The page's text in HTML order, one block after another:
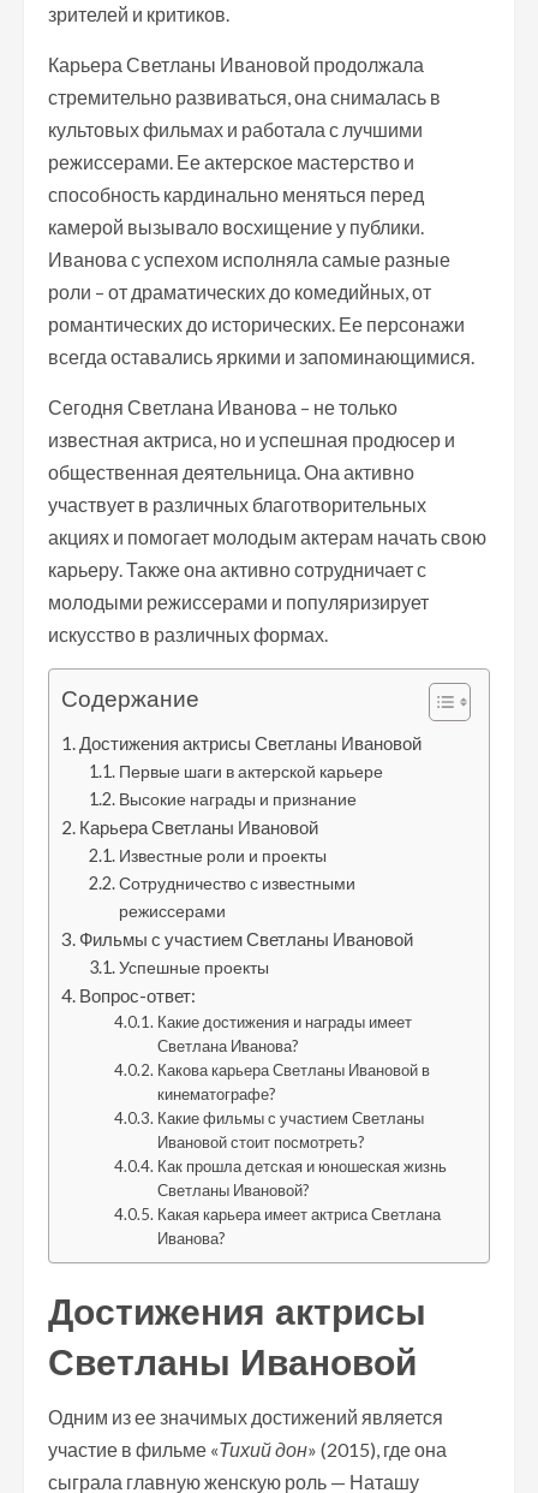
зрителей и критиков.
Карьера Светланы Ивановой продолжала
стремительно развиваться, она снималась в
культовых фильмах и работала с лучшими
режиссерами. Ее актерское мастерство и
способность кардинально меняться перед
камерой вызывало восхищение у публики.
Иванова с успехом исполняла самые разные
роли – от драматических до комедийных, от
романтических до исторических. Ее персонажи
всегда оставались яркими и запоминающимися.
Сегодня Светлана Иванова – не только
известная актриса, но и успешная продюсер и
общественная деятельница. Она активно
участвует в различных благотворительных
акциях и помогает молодым актерам начать свою
карьеру. Также она активно сотрудничает с
молодыми режиссерами и популяризирует
искусство в различных формах.
Содержание
Достижения актрисы Светланы Ивановой
Первые шаги в актерской карьере
Высокие награды и признание
Карьера Светланы Ивановой
Известные роли и проекты
Сотрудничество с известными
режиссерами
Фильмы с участием Светланы Ивановой
Успешные проекты
Вопрос-ответ:
Какие достижения и награды имеет
Светлана Иванова?
Какова карьера Светланы Ивановой в
кинематографе?
Какие фильмы с участием Светланы
Ивановой стоит посмотреть?
Как прошла детская и юношеская жизнь
Светланы Ивановой?
Какая карьера имеет актриса Светлана
Иванова?
Достижения актрисы
Светланы Ивановой
Одним из ее значимых достижений является
участие в фильме «Тихий дон» (2015), где она
сыграла главную женскую роль — Наташу